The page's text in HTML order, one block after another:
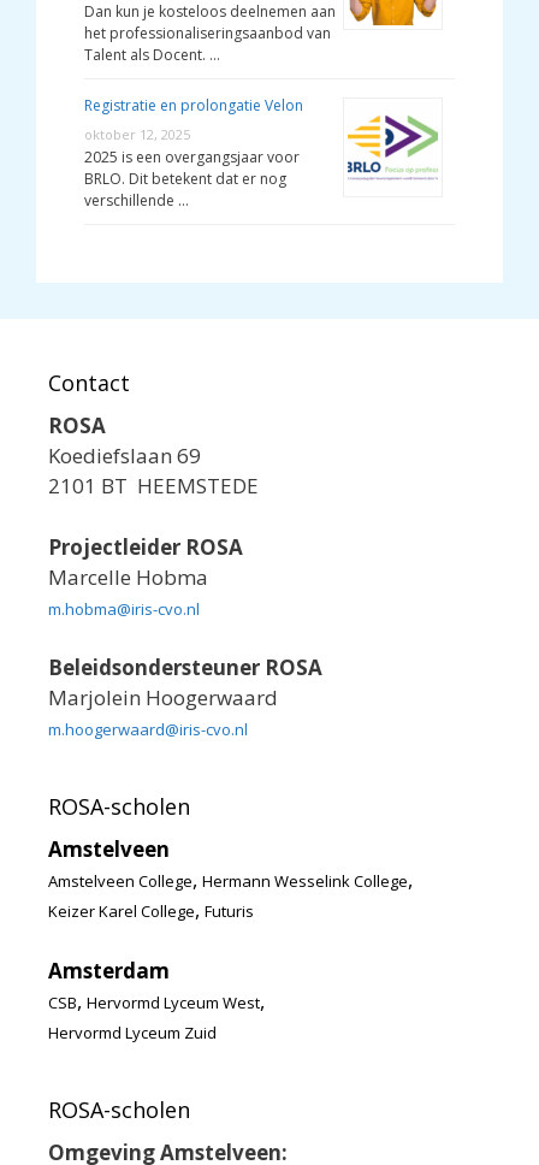
Dan kun je kosteloos deelnemen aan
het professionaliseringsaanbod van
Talent als Docent. …
Registratie en prolongatie Velon
oktober 12, 2025
2025 is een overgangsjaar voor
BRLO. Dit betekent dat er nog
verschillende …
Contact
ROSA
Koediefslaan 69
2101 BT HEEMSTEDE
Projectleider ROSA
Marcelle Hobma
m.hobma@iris-cvo.nl
Beleidsondersteuner ROSA
Marjolein Hoogerwaard
m.hoogerwaard@iris-cvo.nl
ROSA-scholen
Amstelveen
Amstelveen College, Hermann Wesselink College,
Keizer Karel College, Futuris
Amsterdam
CSB, Hervormd Lyceum West,
Hervormd Lyceum Zuid
ROSA-scholen
Omgeving Amstelveen: